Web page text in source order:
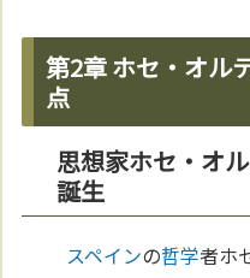
第2章 ホセ・オル
点
思想家ホセ・オ
誕生
スペインの哲学者ホ